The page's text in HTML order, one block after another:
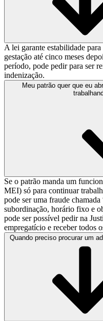
A lei garante estabilidade
gestação até cinco meses
período, pode pedir para ser
indenização.
Meu patrão quer que eu
Se o patrão manda um
MEI) só para continuar
pode ser uma fraude
subordinação, horário fixo e
pode ser possível pedir na
empregatício e receber todos
Quando preciso procurar um